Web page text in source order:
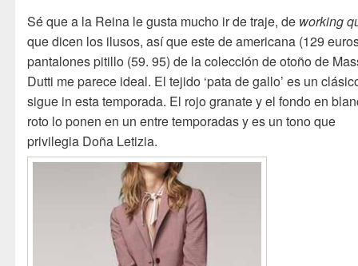
Sé que a la Reina le gusta mucho ir de traje, de working
que dicen los ilusos, así que este de americana (129
pantalones pitillo (59. 95) de la colección de otoño de
Dutti me parece ideal. El tejido ‘pata de gallo’ es un
sigue in esta temporada. El rojo granate y el fondo en
roto lo ponen en un entre temporadas y es un tono que
privilegia Doña Letizia.